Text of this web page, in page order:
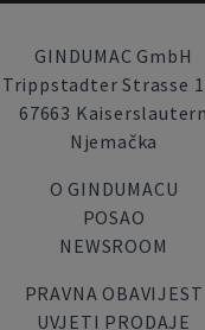
GINDUMAC GmbH
Trippstadter Strasse
67663 Kaiserslautern
Njemačka
O GINDUMACU
POSAO
NEWSROOM
PRAVNA OBAVIJEST
UVJETI PRODAJE